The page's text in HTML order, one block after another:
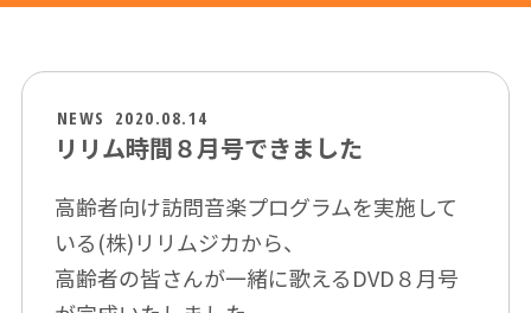
NEWS 2020.08.14
リリム時間８月号できました
高齢者向け訪問音楽プログラムを実施して
いる(株)リリムジカから、
高齢者の皆さんが一緒に歌えるDVD８月号